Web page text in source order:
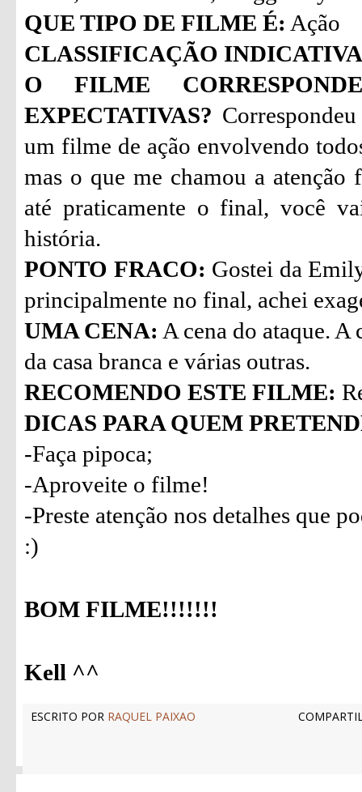
QUE TIPO DE FILME É: Ação
CLASSIFICAÇÃO
O FILME
EXPECTATIVAS?
um filme de ação envolvendo
mas o que me chamou a
até praticamente o final, você
história.
PONTO FRACO: Gostei da
principalmente no final, achei
UMA CENA: A cena do ataque.
da casa branca e várias outras.
RECOMENDO ESTE FILME:
DICAS PARA QUEM
-Faça pipoca;
-Aproveite o filme!
-Preste atenção nos detalhes que
:)
BOM FILME!!!!!!!
Kell ^^
ESCRITO POR RAQUEL PAIXAO